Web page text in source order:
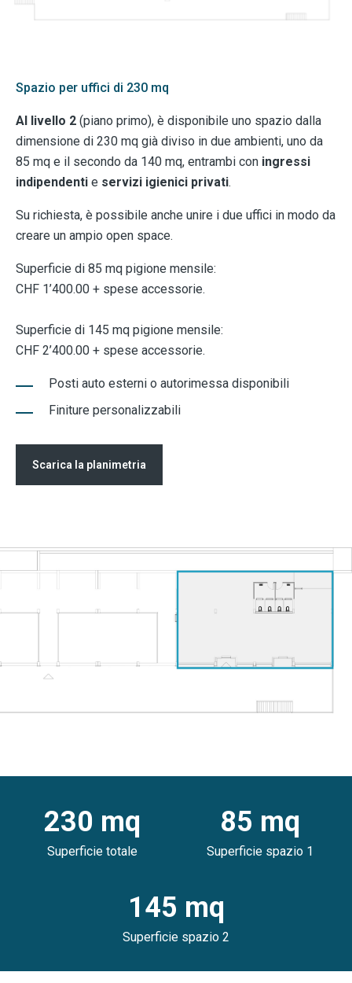
Spazio per uffici di 230 mq
Al livello 2 (piano primo), è disponibile uno spazio dalla
dimensione di 230 mq già diviso in due ambienti, uno da
85 mq e il secondo da 140 mq, entrambi con ingressi
indipendenti e servizi igienici privati.
Su richiesta, è possibile anche unire i due uffici in modo da
creare un ampio open space.
Superficie di 85 mq pigione mensile:
CHF 1’400.00 + spese accessorie.
Superficie di 145 mq pigione mensile:
CHF 2’400.00 + spese accessorie.
Posti auto esterni o autorimessa disponibili
Finiture personalizzabili
Scarica la planimetria
230 mq
Superficie totale
85 mq
Superficie spazio 1
145 mq
Superficie spazio 2